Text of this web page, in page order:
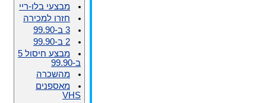
מבצעי בלו-ריי
חזרו למכירה
3 ב-99.90
2 ב-99.90
מבצע חיסול 5
ב-99.90
מהשכרה
מאספנים
VHS